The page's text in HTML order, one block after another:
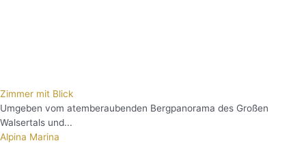
Zimmer mit Blick
Umgeben vom atemberaubenden Bergpanorama des Großen
Walsertals und...
Alpina Marina